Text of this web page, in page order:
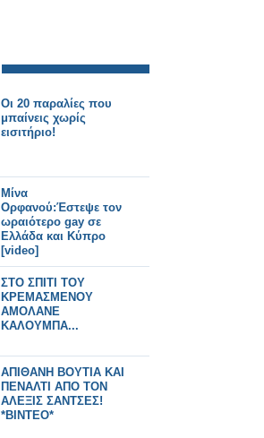
Οι 20 παραλίες που
μπαίνεις χωρίς
εισιτήριο!
Μίνα
Ορφανού:Έστεψε τον
ωραιότερο gay σε
Ελλάδα και Κύπρο
[video]
ΣΤΟ ΣΠΙΤΙ ΤΟΥ
ΚΡΕΜΑΣΜΕΝΟΥ
ΑΜΟΛΑΝΕ
ΚΑΛΟΥΜΠΑ...
ΑΠΙΘΑΝΗ ΒΟΥΤΙΑ ΚΑΙ
ΠΕΝΑΛΤΙ ΑΠΟ ΤΟΝ
ΑΛΕΞΙΣ ΣΑΝΤΣΕΣ!
*ΒΙΝΤΕΟ*